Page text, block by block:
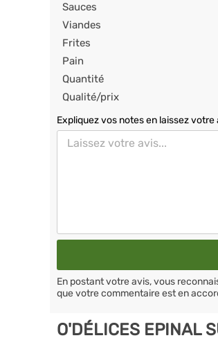
Sauces
Viandes
Frites
Pain
Quantité
Qualité/prix
Expliquez vos notes en laissez votre
En postant votre avis, vous
que votre commentaire est en
O'DÉLICES EPINAL